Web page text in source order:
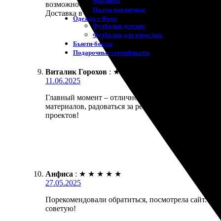
Пазлы магнитные
Одежда с Фото
Футболки детские
Футболки для взрослых
Бьюти-боксы
Подарочные сертификаты
возможности указано.
Доставка в срок, фотографии вышли яркими и
Виталик Горохов : ★
11.06.2025
Главный момент – отличное качество! Заказал
материалов, радоваться за результат! Доставка
проектов!
Анфиса : ★ ★ ★ ★ ★
27.05.2025
Порекомендовали обратиться, посмотрела сайт.
советую!